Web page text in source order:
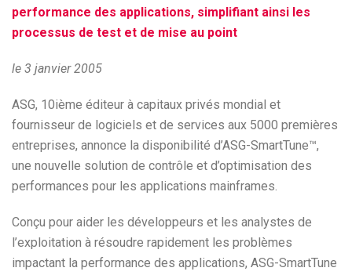
performance des applications, simplifiant ainsi les
processus de test et de mise au point
le 3 janvier 2005
ASG, 10ième éditeur à capitaux privés mondial et
fournisseur de logiciels et de services aux 5000 premières
entreprises, annonce la disponibilité d’ASG-SmartTune™,
une nouvelle solution de contrôle et d’optimisation des
performances pour les applications mainframes.
Conçu pour aider les développeurs et les analystes de
l’exploitation à résoudre rapidement les problèmes
impactant la performance des applications, ASG-SmartTune